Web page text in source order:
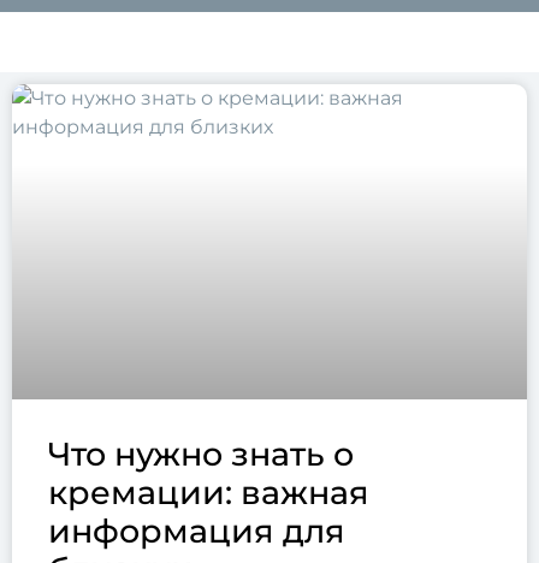
Что нужно знать о
кремации: важная
информация для